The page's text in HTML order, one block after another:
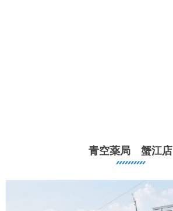
青空薬局 蟹江店